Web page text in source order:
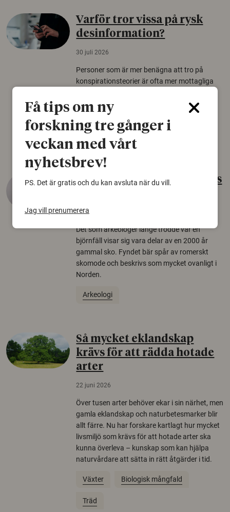
Varför tror vissa på rysk
desinformation?
30 juli 2026
Personer som är mer benägna att tro på
konspirationsteorier är ofta mer mottagliga
från Försvarshögskolan med deltagare i fyra
europeiska länder.
Säkerhetspolitik
Gammalt skinn var Sveriges
22 juni 2026
Det som arkeologer länge trodde var en
björnfäll visar sig vara delar av en 2000 år
gammal sko. Fyndet bär spår av romerskt
skomode och beskrivs som mycket ovanligt i
Norden.
Arkeologi
Så mycket eklandskap
krävs för att rädda hotade
arter
22 juni 2026
Över tusen arter behöver ekar i sin närhet, men
gamla eklandskap och naturbetesmarker blir
allt färre. Nu har forskare kartlagt hur mycket
livsmiljö som krävs för att hotade arter ska
kunna överleva – kunskap som kan hjälpa
naturvårdare att sätta in rätt åtgärder i tid.
Växter Biologisk mångfald
Träd
Få tips om ny
forskning tre gånger i
veckan med vårt
nyhetsbrev!
PS. Det är gratis och du kan avsluta när du vill.
Jag vill prenumerera